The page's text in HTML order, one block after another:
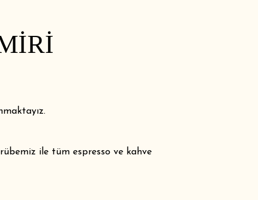
ile tüm espresso ve kahve